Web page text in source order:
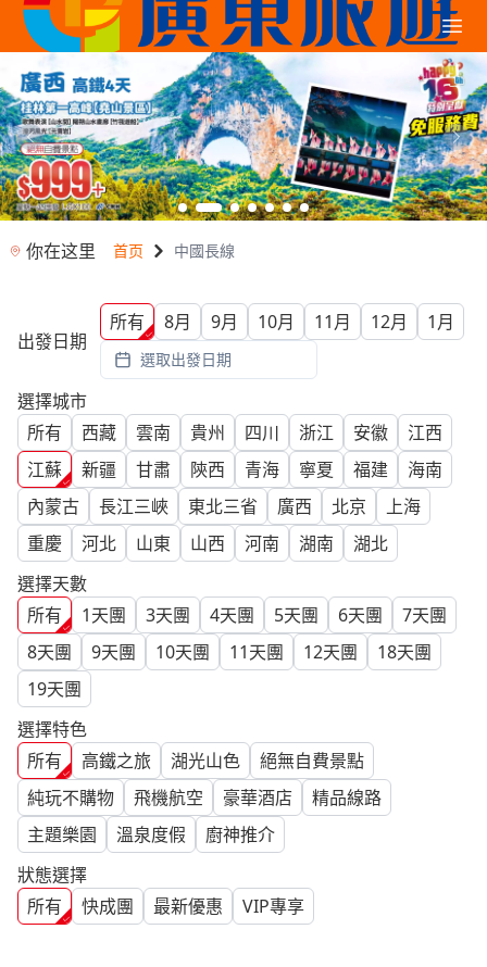
你在这里 首页 中國長線
出發日期
所有 8月 9月 10月 11月 12月 1月
選取出發日期
選擇城市
所有
西藏 雲南 貴州 四川 浙江 安徽
江西
江蘇
新疆 甘肅 陝西 青海 寧夏 福建
海南
內蒙古
長江三峽 東北三省 廣西 北京
上海
重慶
河北 山東 山西 河南 湖南
湖北
選擇天數
所有
1天團 3天團 4天團 5天團 6天團 7天團
8天團 9天團 10天團 11天團 12天團 18天團
19天團
選擇特色
所有
高鐵之旅 湖光山色
絕無自費景點
純玩不購物
飛機航空 豪華酒店
精品線路
主題樂園
溫泉度假
廚神推介
狀態選擇
所有
快成團 最新優惠 VIP專享